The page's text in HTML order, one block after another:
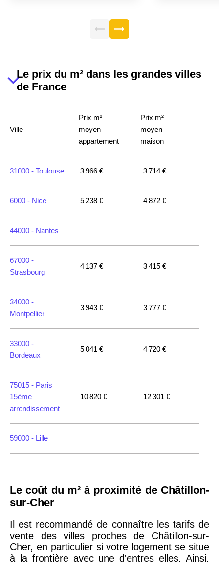
Le prix du m² dans les grandes villes
de France
Ville
Prix m²
moyen
appartement
Prix m²
moyen
maison
31000 - Toulouse 3 966 € 3 714 €
6000 - Nice 5 238 € 4 872 €
44000 - Nantes
67000 -
Strasbourg
4 137 € 3 415 €
34000 -
Montpellier
3 943 € 3 777 €
33000 -
Bordeaux
5 041 € 4 720 €
75015 - Paris
15ème
arrondissement
10 820 € 12 301 €
59000 - Lille
75018 -Paris
arrondissement
75020 - Paris
Le coût du m² à proximité de Châtillon-
sur-Cher
Il est recommandé de connaître les tarifs de
vente des villes proches de Châtillon-sur-
Cher, en particulier si votre logement se situe
à la frontière avec une d'entres elles. Ainsi,